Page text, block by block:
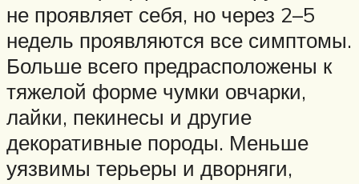
не проявляет себя, но через 2–5
недель проявляются все симптомы.
Больше всего предрасположены к
тяжелой форме чумки овчарки,
лайки, пекинесы и другие
декоративные породы. Меньше
уязвимы терьеры и дворняги,